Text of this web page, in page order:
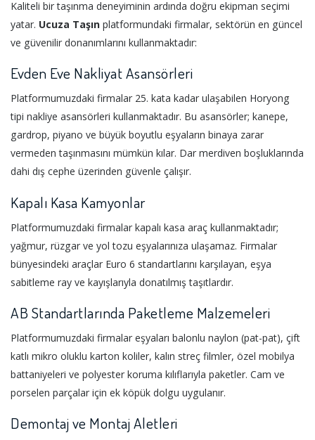
Kaliteli bir taşınma deneyiminin ardında doğru ekipman seçimi
yatar. Ucuza Taşın platformundaki firmalar, sektörün en güncel
ve güvenilir donanımlarını kullanmaktadır:
Evden Eve Nakliyat Asansörleri
Platformumuzdaki firmalar 25. kata kadar ulaşabilen Horyong
tipi nakliye asansörleri kullanmaktadır. Bu asansörler; kanepe,
gardrop, piyano ve büyük boyutlu eşyaların binaya zarar
vermeden taşınmasını mümkün kılar. Dar merdiven boşluklarında
dahi dış cephe üzerinden güvenle çalışır.
Kapalı Kasa Kamyonlar
Platformumuzdaki firmalar kapalı kasa araç kullanmaktadır;
yağmur, rüzgar ve yol tozu eşyalarınıza ulaşamaz. Firmalar
bünyesindeki araçlar Euro 6 standartlarını karşılayan, eşya
sabitleme ray ve kayışlarıyla donatılmış taşıtlardır.
AB Standartlarında Paketleme Malzemeleri
Platformumuzdaki firmalar eşyaları balonlu naylon (pat-pat), çift
katlı mikro oluklu karton koliler, kalın streç filmler, özel mobilya
battaniyeleri ve polyester koruma kılıflarıyla paketler. Cam ve
porselen parçalar için ek köpük dolgu uygulanır.
Demontaj ve Montaj Aletleri